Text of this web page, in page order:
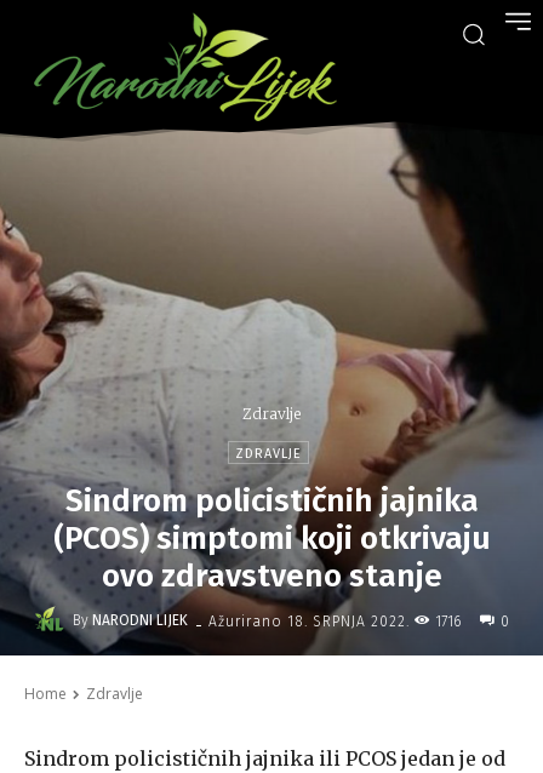
Zdravlje
ZDRAVLJE
Sindrom policističnih jajnika
(PCOS) simptomi koji otkrivaju
ovo zdravstveno stanje
By NARODNI LIJEK - Ažurirano 18. SRPNJA 2022. 1716 0
Home Zdravlje
Sindrom policističnih jajnika ili PCOS jedan je od